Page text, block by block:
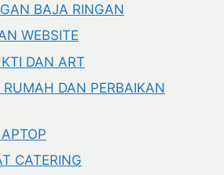
BAJA RINGAN
WEBSITE
DAN ART
DAN PERBAIKAN
CATERING